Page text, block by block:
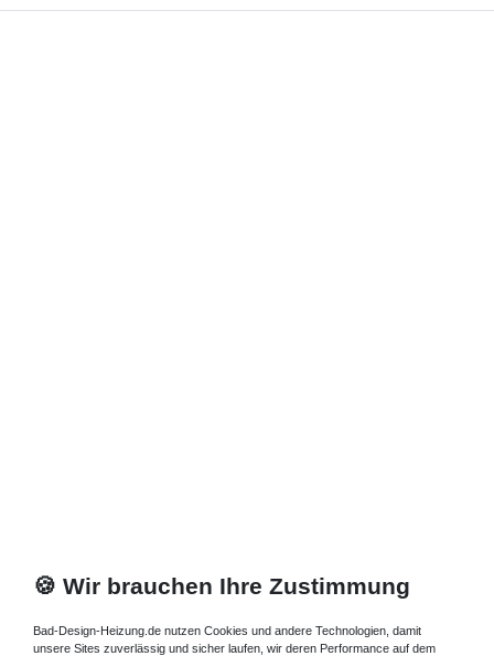
🍪 Wir brauchen Ihre Zustimmung
Bad-Design-Heizung.de nutzen Cookies und andere Technologien, damit
unsere Sites zuverlässig und sicher laufen, wir deren Performance auf dem